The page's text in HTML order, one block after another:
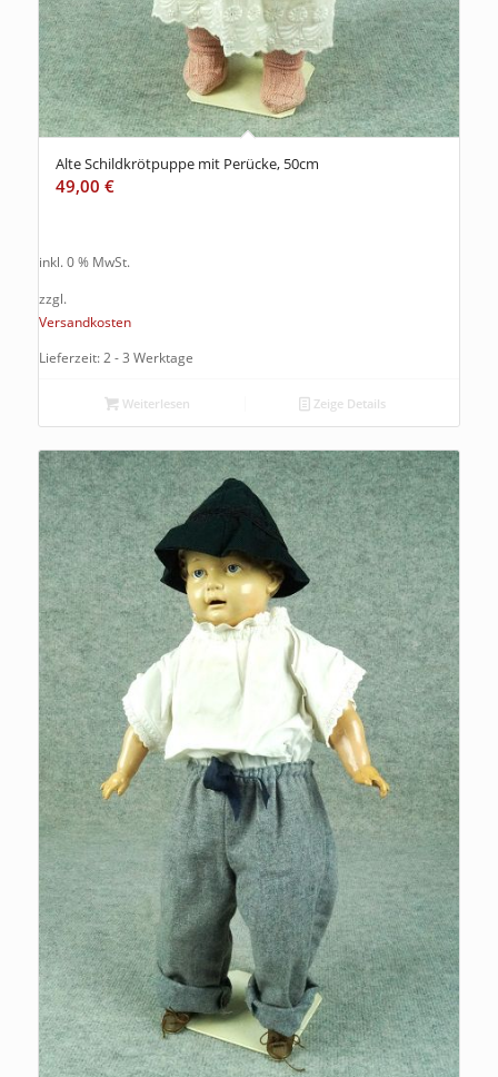
Alte Schildkrötpuppe mit Perücke, 50cm
49,00 €
inkl. 0 % MwSt.
zzgl.
Versandkosten
Lieferzeit: 2 - 3 Werktage
Weiterlesen Zeige Details